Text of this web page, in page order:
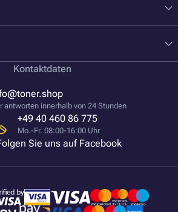
Kontaktdaten
antworten innerhalb von 24 Stunden
+49 40 460 86 775
Mo.-Fr. 08:00-16:00 Uhr
Sie uns auf Facebook